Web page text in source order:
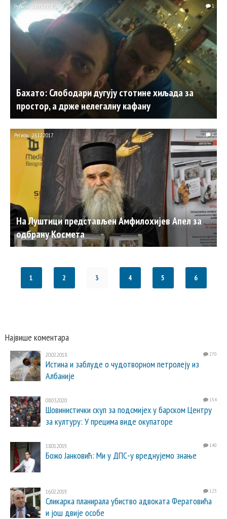
Бахато: Слободари дугују стотине хиљада за
простор, а држе нелегалну кафану
Регион 24.03.2018. 1
На Луштици представљен Амфилохијев Апел за
одбрану Космета
Регион 26.12.2017. 1
1 2 3 4 5 6
Највише коментара
20.02.2018. 270
Истина и заблуде о чудотворном петролеју из
Албаније
08.03.2020. 154
Шовинистички скуп за подсмијех у барском Центру
за културу: У прецима виде окупаторе
18.01.2019. 140
Божо Јанковић: Ми у ДПС-у вреднујемо знање
16.02.2019. 123
Сликарка планирала убиство адвоката Фератовића
и још двије особе